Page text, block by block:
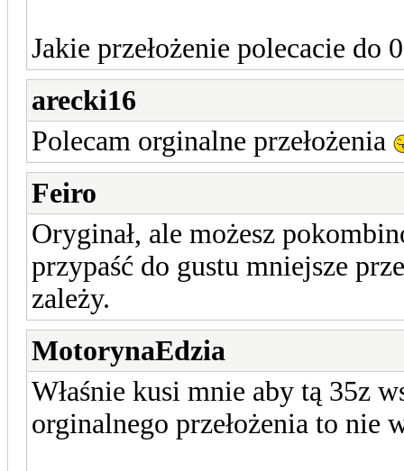
Jakie przełożenie polecacie do
arecki16
Polecam orginalne przełożenia
Feiro
Oryginał, ale możesz
przypaść do gustu mniejsze
zależy.
MotorynaEdzia
Właśnie kusi mnie aby tą 35z
orginalnego przełożenia to nie